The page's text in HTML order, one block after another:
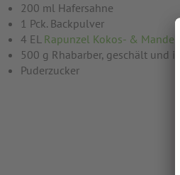
200 ml Hafersahne
1 Pck. Backpulver
4 EL Rapunzel Kokos- &
500 g Rhabarber, geschält und
Puderzucker